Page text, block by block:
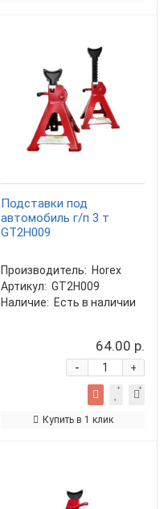
Подставки под
автомобиль г/п 3 т
GT2H009
Производитель: Horex
Артикул: GT2H009
Наличие: Есть в наличии
64.00 р.
+
-
Купить в 1 клик